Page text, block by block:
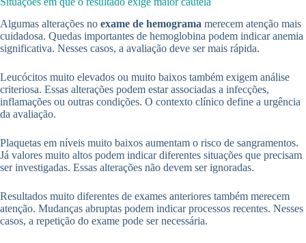
Algumas alterações no exame de hemograma merecem atenção mais
cuidadosa. Quedas importantes de hemoglobina podem indicar anemia
significativa. Nesses casos, a avaliação deve ser mais rápida.
Leucócitos muito elevados ou muito baixos também exigem análise
criteriosa. Essas alterações podem estar associadas a infecções,
inflamações ou outras condições. O contexto clínico define a urgência
da avaliação.
Plaquetas em níveis muito baixos aumentam o risco de sangramentos.
Já valores muito altos podem indicar diferentes situações que precisam
ser investigadas. Essas alterações não devem ser ignoradas.
Resultados muito diferentes de exames anteriores também merecem
atenção. Mudanças abruptas podem indicar processos recentes. Nesses
casos, a repetição do exame pode ser necessária.